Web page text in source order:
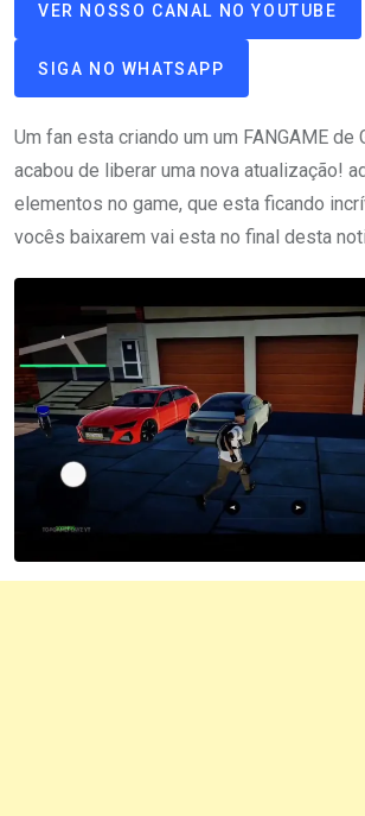
VER NOSSO CANAL NO YOUTUBE
SIGA NO WHATSAPP
Um fan esta criando um um FANGAME de
acabou de liberar uma nova atualização!
elementos no game, que esta ficando
vocês baixarem vai esta no final desta